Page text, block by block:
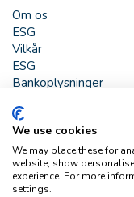
Om os
ESG
Vilkår
ESG
Bankoplysninger
HJÆLP
Buch & Holm A/S -
Tlf. +45 44 54 00
We use cookies
We may place these for
website, show
experience. For more
settings.